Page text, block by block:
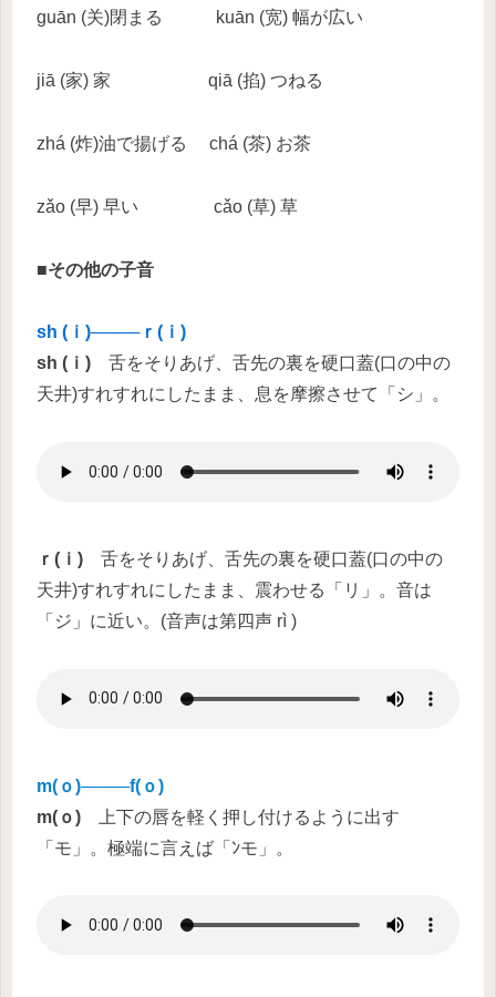
guān (关)閉まる kuān (宽) 幅が広い
jiā (家) 家 qiā (掐) つねる
zhá (炸)油で揚げる chá (茶) お茶
zǎo (早) 早い cǎo (草) 草
■その他の子音
sh (ｉ)────ｒ(ｉ)
sh (ｉ) 舌をそりあげ、舌先の裏を硬口蓋(口の中の
天井)すれすれにしたまま、息を摩擦させて「シ」。
ｒ(ｉ) 舌をそりあげ、舌先の裏を硬口蓋(口の中の
天井)すれすれにしたまま、震わせる「リ」。音は
「ジ」に近い。(音声は第四声 rì )
m(ｏ)────f(ｏ)
m(ｏ) 上下の唇を軽く押し付けるように出す
「モ」。極端に言えば「ﾝモ」。